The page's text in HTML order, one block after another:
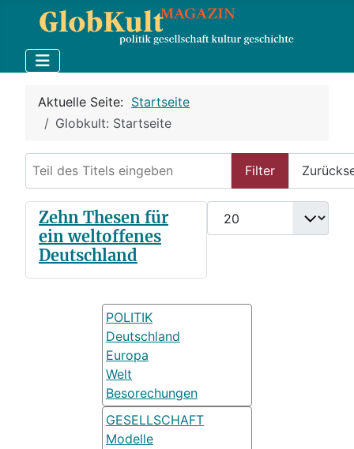
Aktuelle Seite: Startseite
Globkult: Startseite
Filter
Anzeige #
Zehn Thesen für
ein weltoffenes
Deutschland
POLITIK
Deutschland
Europa
Welt
Besorechungen
GESELLSCHAFT
Modelle